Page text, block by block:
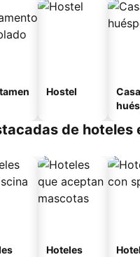
Hostel
de hoteles
Hoteles